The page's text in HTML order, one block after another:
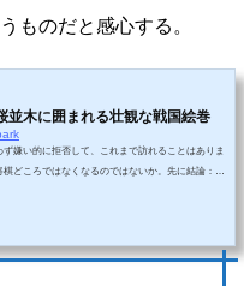
ものだと感心する。
並木に囲まれる壮観な戦国絵巻
嫌い的に拒否して、これまで訪れることはありま
どころではなくなるのではないか。先に結論：そ
た2名には賞金10万円が贈られ、1年間観...